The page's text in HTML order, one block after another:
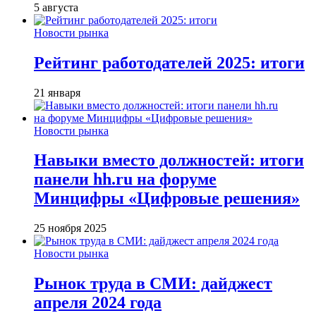
5 августа
Новости рынка
Рейтинг работодателей 2025: итоги
21 января
Новости рынка
Навыки вместо должностей: итоги
панели hh.ru на форуме
Минцифры «Цифровые решения»
25 ноября 2025
Новости рынка
Рынок труда в СМИ: дайджест
апреля 2024 года